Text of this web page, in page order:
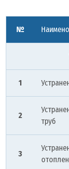
№
1
2
труб
3